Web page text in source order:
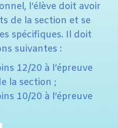
l’élève doit avoir
de la section et se
spécifiques. Il doit
suivantes :
12/20 à l’épreuve
la section ;
10/20 à l’épreuve